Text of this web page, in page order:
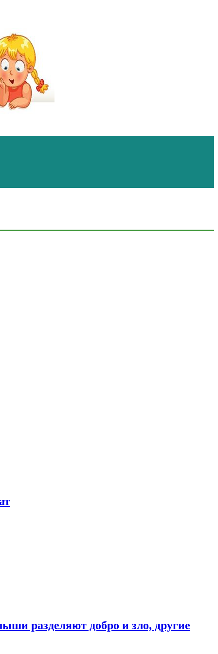
разделяют добро и зло, другие